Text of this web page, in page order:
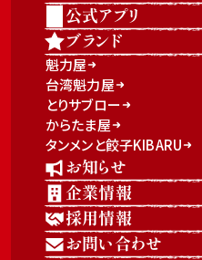
公式アプリ
ブランド
魁力屋
台湾魁力屋
とりサブロー
からたま屋
タンメンと餃子KIBARU
お知らせ
企業情報
採用情報
お問い合わせ